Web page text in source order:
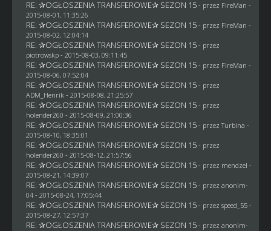
RE: ✰OGŁOSZENIA TRANSFEROWE✰ SEZON 15 - przez FireMan -
2015-08-01, 11:35:26
RE: ✰OGŁOSZENIA TRANSFEROWE✰ SEZON 15 - przez FireMan -
2015-08-02, 12:04:14
RE: ✰OGŁOSZENIA TRANSFEROWE✰ SEZON 15 - przez
piotrowskp- 2015-08-03, 09:11:45
RE: ✰OGŁOSZENIA TRANSFEROWE✰ SEZON 15 - przez FireMan -
2015-08-06, 07:52:04
RE: ✰OGŁOSZENIA TRANSFEROWE✰ SEZON 15 - przez
ADM_Henrik - 2015-08-08, 21:25:57
RE: ✰OGŁOSZENIA TRANSFEROWE✰ SEZON 15 - przez
holender260 - 2015-08-09, 21:00:36
RE: ✰OGŁOSZENIA TRANSFEROWE✰ SEZON 15 - przez Turbina -
2015-08-10, 18:35:01
RE: ✰OGŁOSZENIA TRANSFEROWE✰ SEZON 15 - przez
holender260 - 2015-08-12, 21:57:56
RE: ✰OGŁOSZENIA TRANSFEROWE✰ SEZON 15 - przez mendzel -
2015-08-21, 14:39:07
RE: ✰OGŁOSZENIA TRANSFEROWE✰ SEZON 15 - przez anonim-
04- 2015-08-24, 17:05:44
RE: ✰OGŁOSZENIA TRANSFEROWE✰ SEZON 15 - przez speed_55 -
2015-08-27, 12:57:37
RE: ✰OGŁOSZENIA TRANSFEROWE✰ SEZON 15 - przez anonim-